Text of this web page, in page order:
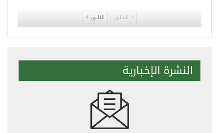
السابق التالي
النشرة الإخبارية